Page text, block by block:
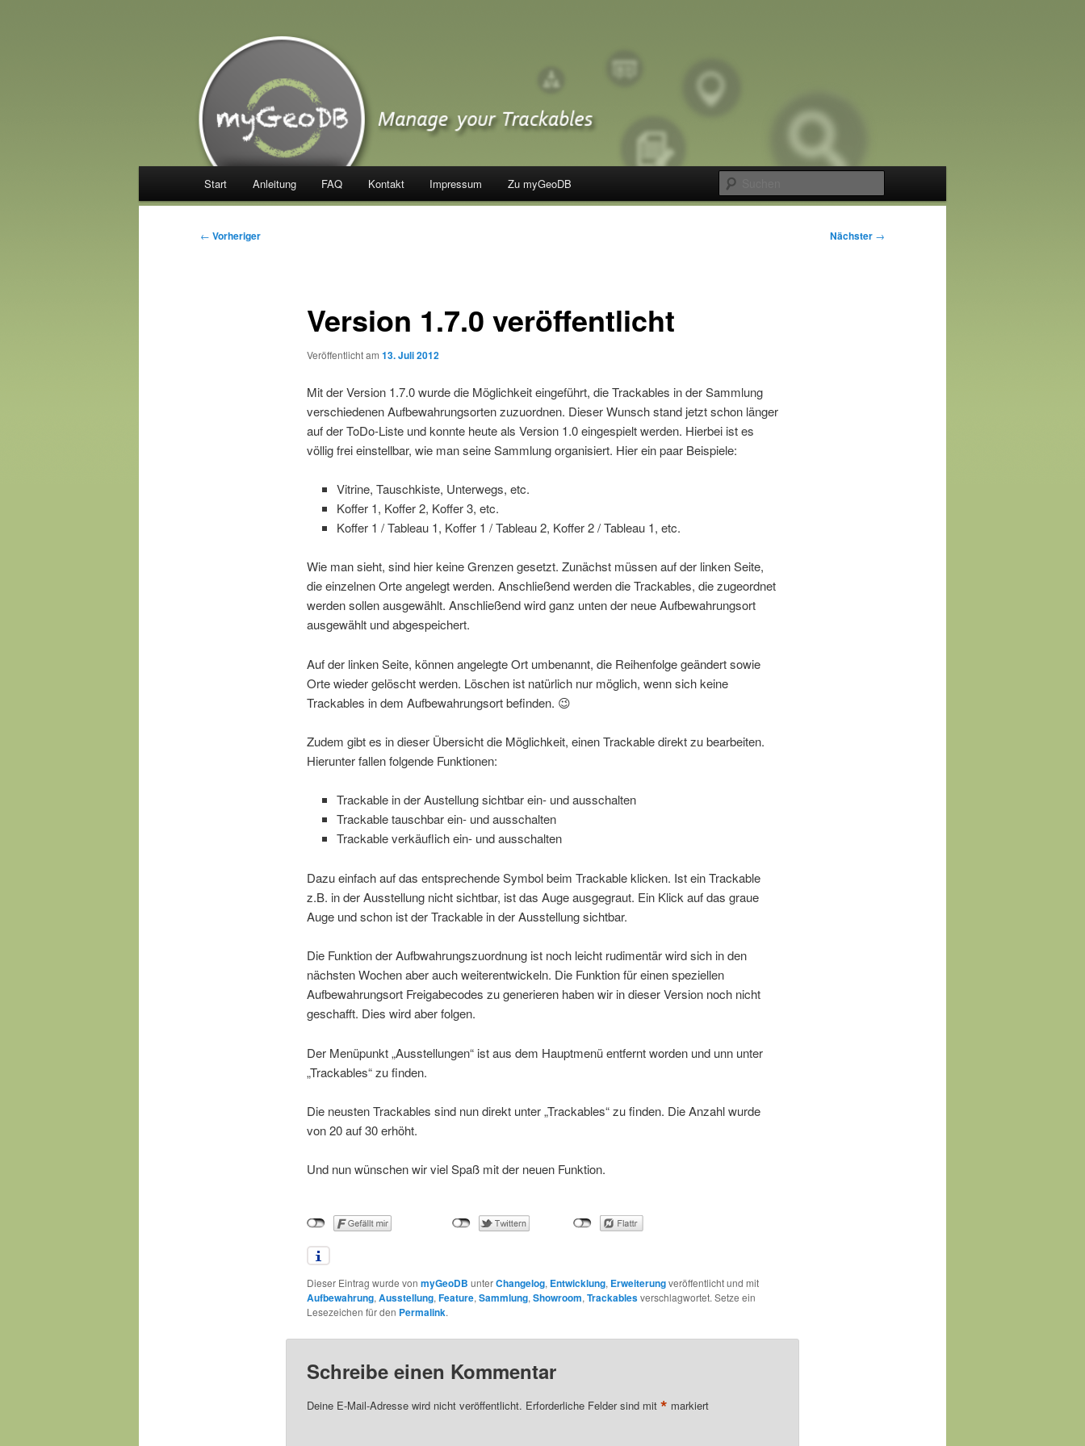
myGeoDB
Manage your Trackables
Start Anleitung FAQ Kontakt Impressum Zu myGeoDB
Beitragsnavigation
← Vorheriger Nächster →
Version 1.7.0 veröffentlicht
Veröffentlicht am 13. Juli 2012
Mit der Version 1.7.0 wurde die Möglichkeit eingeführt, die Trackables in der Sammlung
verschiedenen Aufbewahrungsorten zuzuordnen. Dieser Wunsch stand jetzt schon länger
auf der ToDo-Liste und konnte heute als Version 1.0 eingespielt werden. Hierbei ist es
völlig frei einstellbar, wie man seine Sammlung organisiert. Hier ein paar Beispiele:
Vitrine, Tauschkiste, Unterwegs, etc.
Koffer 1, Koffer 2, Koffer 3, etc.
Koffer 1 / Tableau 1, Koffer 1 / Tableau 2, Koffer 2 / Tableau 1, etc.
Wie man sieht, sind hier keine Grenzen gesetzt. Zunächst müssen auf der linken Seite,
die einzelnen Orte angelegt werden. Anschließend werden die Trackables, die zugeordnet
werden sollen ausgewählt. Anschließend wird ganz unten der neue Aufbewahrungsort
ausgewählt und abgespeichert.
Auf der linken Seite, können angelegte Ort umbenannt, die Reihenfolge geändert sowie
Orte wieder gelöscht werden. Löschen ist natürlich nur möglich, wenn sich keine
Trackables in dem Aufbewahrungsort befinden. 😉
Zudem gibt es in dieser Übersicht die Möglichkeit, einen Trackable direkt zu bearbeiten.
Hierunter fallen folgende Funktionen:
Trackable in der Austellung sichtbar ein- und ausschalten
Trackable tauschbar ein- und ausschalten
Trackable verkäuflich ein- und ausschalten
Dazu einfach auf das entsprechende Symbol beim Trackable klicken. Ist ein Trackable
z.B. in der Ausstellung nicht sichtbar, ist das Auge ausgegraut. Ein Klick auf das graue
Auge und schon ist der Trackable in der Ausstellung sichtbar.
Die Funktion der Aufbwahrungszuordnung ist noch leicht rudimentär wird sich in den
nächsten Wochen aber auch weiterentwickeln. Die Funktion für einen speziellen
Aufbewahrungsort Freigabecodes zu generieren haben wir in dieser Version noch nicht
geschafft. Dies wird aber folgen.
Der Menüpunkt „Ausstellungen“ ist aus dem Hauptmenü entfernt worden und unn unter
„Trackables“ zu finden.
Die neusten Trackables sind nun direkt unter „Trackables“ zu finden. Die Anzahl wurde
von 20 auf 30 erhöht.
Und nun wünschen wir viel Spaß mit der neuen Funktion.
Dieser Eintrag wurde von myGeoDB unterChangelog, Entwicklung, Erweiterungveröffentlicht und mit
Aufbewahrung, Ausstellung, Feature, Sammlung, Showroom, Trackablesverschlagwortet. Setze ein
Lesezeichen für den Permalink.
Schreibe einen Kommentar
Deine E-Mail-Adresse wird nicht veröffentlicht. Erforderliche Felder sind mit * markiert